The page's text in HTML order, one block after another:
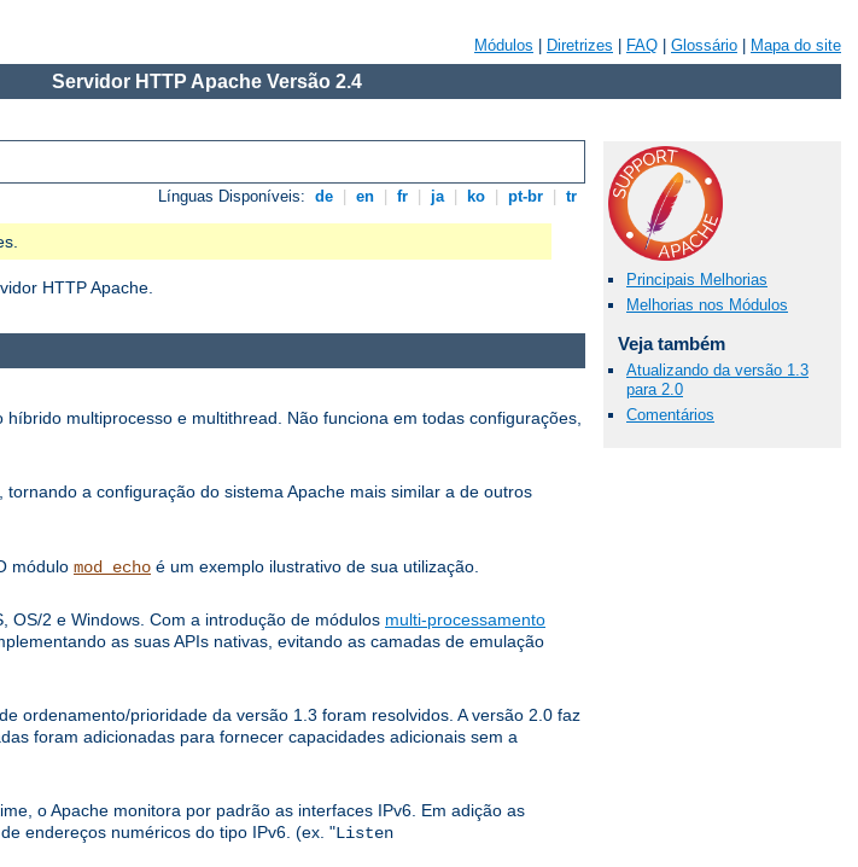
Módulos Diretrizes FAQ Glossário Mapa do site
Servidor HTTP Apache Versão 2.4
Línguas Disponíveis: de en fr ja ko pt-br tr
HTTP Apache.
Principais Melhorias
Melhorias nos Módulos
Veja também
Atualizando da versão 1.3
para 2.0
Comentários
multiprocesso e multithread. Não funciona em todas configurações,
, tornando a configuração do sistema Apache mais similar a de outros
módulo mod_echo é um exemplo ilustrativo de sua utilização.
OS/2 e Windows. Com a introdução de módulos multi-processamento
as suas APIs nativas, evitando as camadas de emulação
ordenamento/prioridade da versão 1.3 foram resolvidos. A versão 2.0 faz
foram adicionadas para fornecer capacidades adicionais sem a
o Apache monitora por padrão as interfaces IPv6. Em adição as
endereços numéricos do tipo IPv6. (ex. "Listen